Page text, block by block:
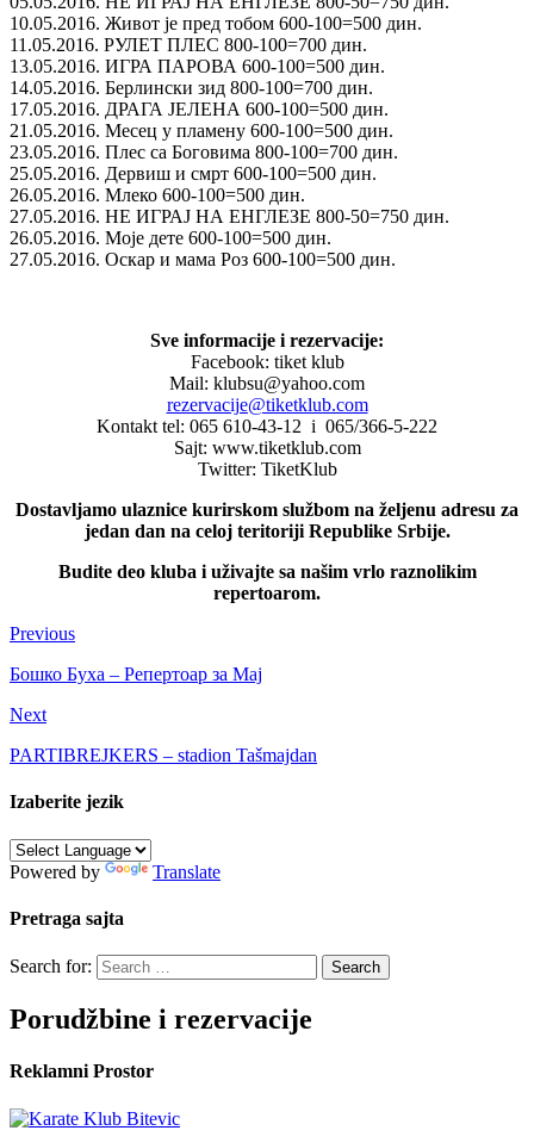
10.05.2016. Живот је пред тобом 600-100=500 дин.
11.05.2016. РУЛЕТ ПЛЕС 800-100=700 дин.
13.05.2016. ИГРА ПАРОВА 600-100=500 дин.
14.05.2016. Берлински зид 800-100=700 дин.
17.05.2016. ДРАГА ЈЕЛЕНА 600-100=500 дин.
21.05.2016. Meсец у пламену 600-100=500 дин.
23.05.2016. Плес са Боговима 800-100=700 дин.
25.05.2016. Дервиш и смрт 600-100=500 дин.
26.05.2016. Млеко 600-100=500 дин.
27.05.2016. НЕ ИГРАЈ НА ЕНГЛЕЗЕ 800-50=750 дин.
26.05.2016. Моје дете 600-100=500 дин.
27.05.2016. Оскар и мама Роз 600-100=500 дин.
Sve informacije i rezervacije:
Facebook: tiket klub
Mail: klubsu@yahoo.com
rezervacije@tiketklub.com
Kontakt tel: 065 610-43-12 i 065/366-5-222
Sajt: www.tiketklub.com
Twitter: TiketKlub
Dostavljamo ulaznice kurirskom službom na željenu adresu za
jedan dan na celoj teritoriji Republike Srbije.
Budite deo kluba i uživajte sa našim vrlo raznolikim
repertoarom.
Previous
Бошко Буха – Репертоар за Maj
Next
PARTIBREJKERS – stadion Tašmajdan
Izaberite jezik
Powered by Translate
Pretraga sajta
Search for:
Porudžbine i rezervacije
Reklamni Prostor